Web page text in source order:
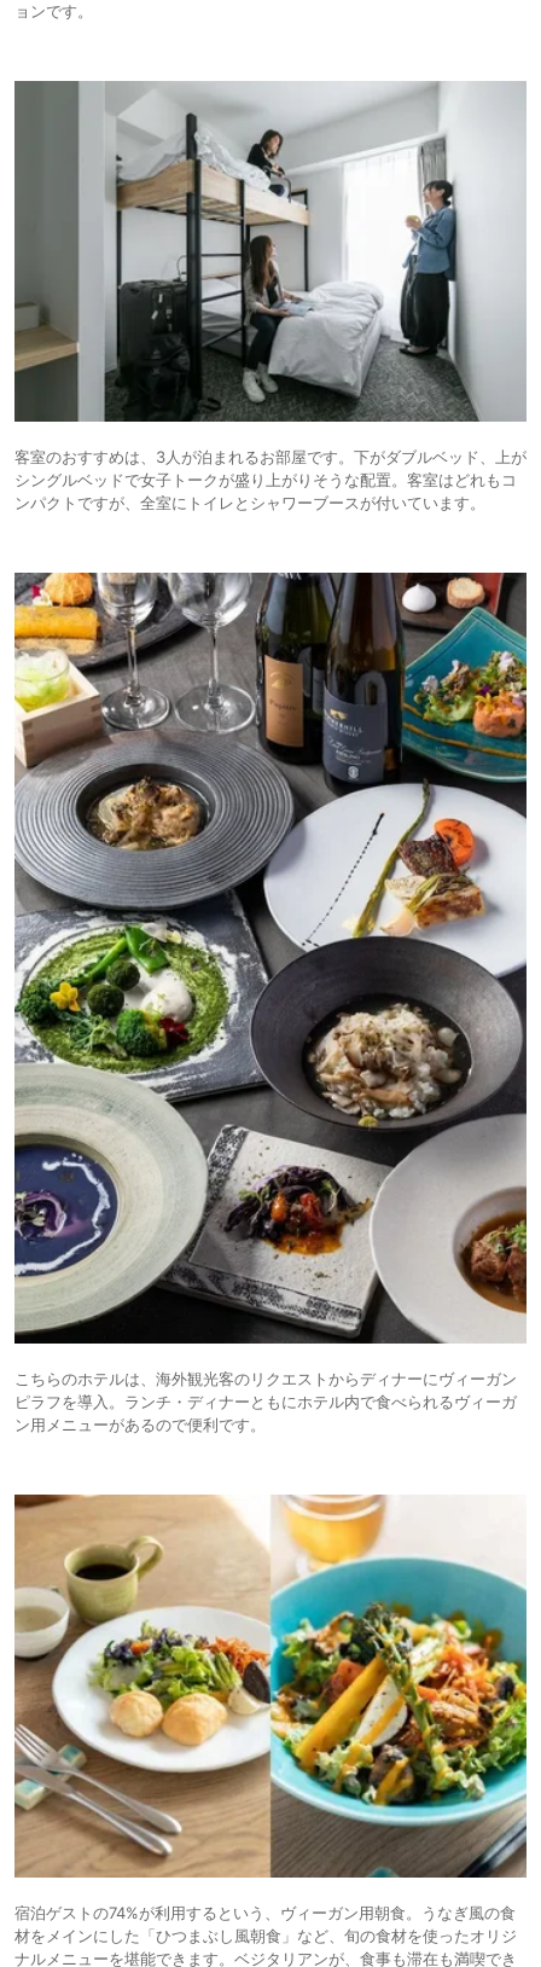
ョンです。
客室のおすすめは、3人が泊まれるお部屋です。下がダブルベッド、上が
シングルベッドで女子トークが盛り上がりそうな配置。客室はどれもコ
ンパクトですが、全室にトイレとシャワーブースが付いています。
こちらのホテルは、海外観光客のリクエストからディナーにヴィーガン
ピラフを導入。ランチ・ディナーともにホテル内で食べられるヴィーガ
ン用メニューがあるので便利です。
宿泊ゲストの74%が利用するという、ヴィーガン用朝食。うなぎ風の食
材をメインにした「ひつまぶし風朝食」など、旬の食材を使ったオリジ
ナルメニューを堪能できます。ベジタリアンが、食事も滞在も満喫でき